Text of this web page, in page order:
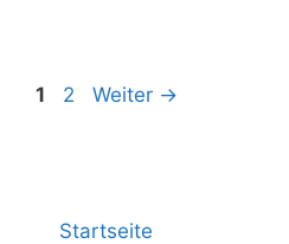
1 2 Weiter →
Startseite